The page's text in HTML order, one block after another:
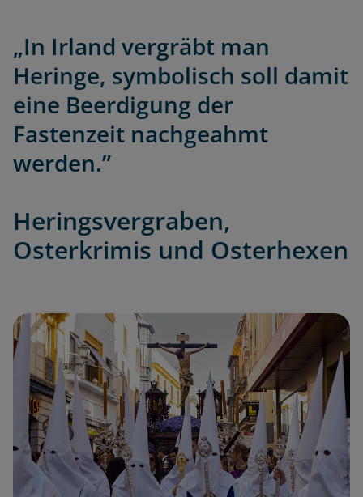
„In Irland vergräbt man
Heringe, symbolisch soll damit
eine Beerdigung der
Fastenzeit nachgeahmt
werden.”
Heringsvergraben,
Osterkrimis und Osterhexen